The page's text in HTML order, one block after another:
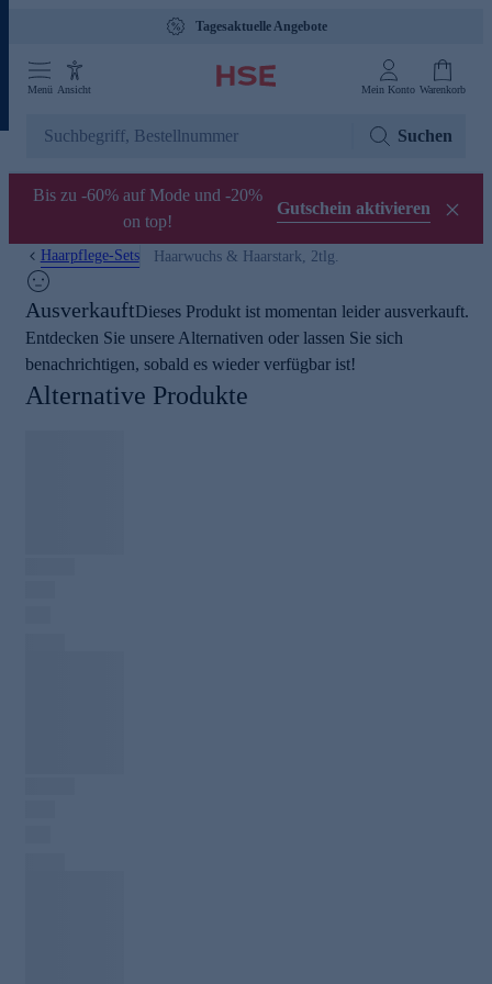
Tagesaktuelle Angebote
Menü Ansicht Mein Konto Warenkorb
Suchen
Bis zu -60% auf Mode und -20%
on top!
Gutschein aktivieren
Haarpflege-Sets Haarwuchs & Haarstark, 2tlg.
AusverkauftDieses Produkt ist momentan leider ausverkauft.
Entdecken Sie unsere Alternativen oder lassen Sie sich
benachrichtigen, sobald es wieder verfügbar ist!
Alternative Produkte